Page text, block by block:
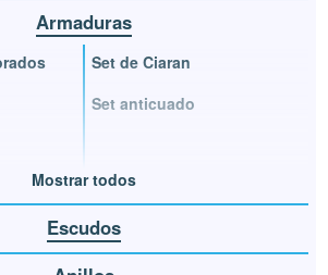
Armaduras
Set de Ciaran
Set anticuado
Mostrar todos
Escudos